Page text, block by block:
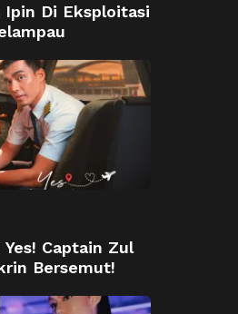
Ipin Di Eksploitasi
Captain Zul
Bersemut!